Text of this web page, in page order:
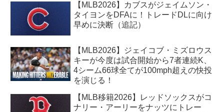
【MLB2026】カブスがジェイムソン・
タイヨンをDFAに！トレードDLに向け
早めに決断（追記）
【MLB2026】ジェイコブ・ミズロウス
キーが今度は試合開始から7者連続K、
4シーム66球全てが100mph超えの快投
を演じる！
【MLB移籍2026】レッドソックスがコ
ナリー・アーリーをナッツにトレー